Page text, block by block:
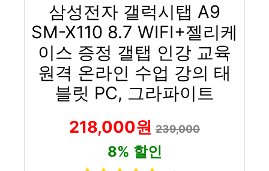
삼성전자 갤럭시탭 A9
SM-X110 8.7 WIFI+젤리케
이스 증정 갤탭 인강 교육
원격 온라인 수업 강의 태
블릿 PC, 그라파이트
218,000원 239,000
8% 할인